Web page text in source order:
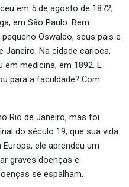
em 5 de agosto de 1872,
em São Paulo. Bem
Oswaldo, seus pais e
Janeiro. Na cidade carioca,
medicina, em 1892. E
para a faculdade? Com
Rio de Janeiro, mas foi
do século 19, que sua vida
ele aprendeu um
graves doenças e
se espalham.